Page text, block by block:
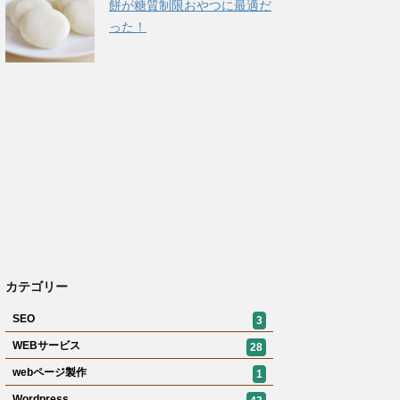
餅が糖質制限おやつに最適だ
った！
カテゴリー
SEO
3
WEBサービス
28
webページ製作
1